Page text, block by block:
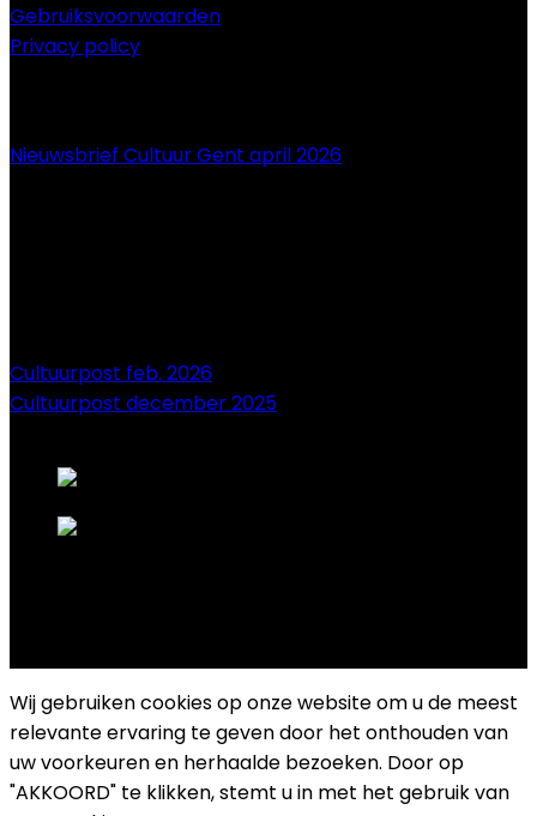
Gebruiksvoorwaarden
Privacy policy
Nieuwsbrief Cultuur Gent april 2026
Cultuurpost feb. 2026
Cultuurpost december 2025
Wij gebruiken cookies op onze website om u de meest
relevante ervaring te geven door het onthouden van
uw voorkeuren en herhaalde bezoeken. Door op
"AKKOORD" te klikken, stemt u in met het gebruik van